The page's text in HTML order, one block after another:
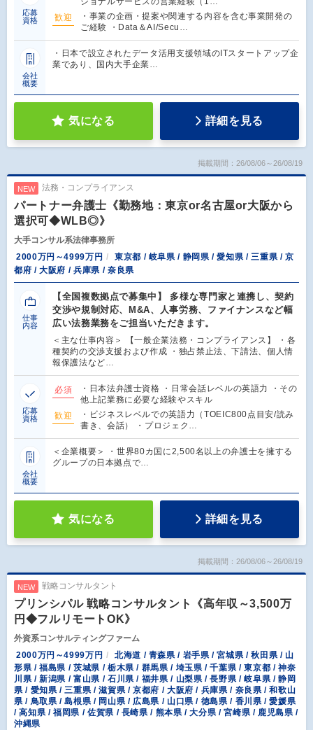
応募
資格
歓迎
・事業の企画・提案や関連する内容を含む事業開発の
ご経験 ・Data＆AI/Secu…
会社
概要
・日本で設立されたデータ活用支援領域のITスタートアップ企
業であり、国内大手企業…
気になる 詳細を見る
掲載期間：26/08/06～26/08/19
NEW 法務・コンプライアンス
パートナー弁護士《勤務地：東京or名古屋or大阪から
選択可◆WLB◎》
大手コンサル系法律事務所
2000万円～4999万円
東京都 / 岐阜県 / 静岡県 / 愛知県 / 三重県 / 京
都府 / 大阪府 / 兵庫県 / 奈良県
仕事
内容
【全国複数拠点で募集中】 多様な専門家と連携し、契約
交渉や規制対応、M&A、人事労務、ファイナンスなど幅
広い法務業務をご担当いただきます。
＜主な仕事内容＞ 【一般企業法務・コンプライアンス】 ・各
種契約の交渉支援および作成 ・独占禁止法、下請法、個人情
報保護法など…
応募
資格
必須
・日本法弁護士資格 ・日常会話レベルの英語力 ・その
他上記業務に必要な経験やスキル
歓迎
・ビジネスレベルでの英語力（TOEIC800点目安/読み
書き、会話） ・プロジェク…
会社
概要
＜企業概要＞ ・世界80カ国に2,500名以上の弁護士を擁する
グループの日本拠点で…
気になる 詳細を見る
掲載期間：26/08/06～26/08/19
NEW 戦略コンサルタント
プリンシパル 戦略コンサルタント《高年収～3,500万
円◆フルリモートOK》
外資系コンサルティングファーム
2000万円～4999万円
北海道 / 青森県 / 岩手県 / 宮城県 / 秋田県 / 山
形県 / 福島県 / 茨城県 / 栃木県 / 群馬県 / 埼玉県 / 千葉県 / 東京都 / 神奈
川県 / 新潟県 / 富山県 / 石川県 / 福井県 / 山梨県 / 長野県 / 岐阜県 / 静岡
県 / 愛知県 / 三重県 / 滋賀県 / 京都府 / 大阪府 / 兵庫県 / 奈良県 / 和歌山
県 / 鳥取県 / 島根県 / 岡山県 / 広島県 / 山口県 / 徳島県 / 香川県 / 愛媛県
/ 高知県 / 福岡県 / 佐賀県 / 長崎県 / 熊本県 / 大分県 / 宮崎県 / 鹿児島県 /
沖縄県